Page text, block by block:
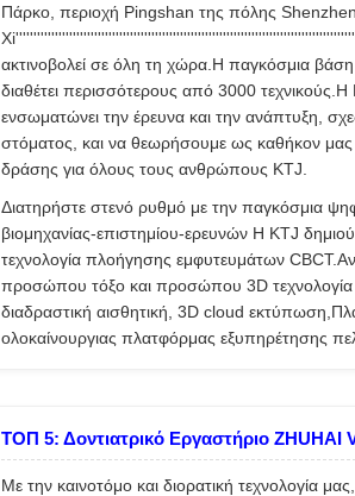
Πάρκο, περιοχή Pingshan της πόλης
ακτινοβολεί σε όλη τη χώρα.Η παγκόσμια
διαθέτει περισσότερους από 3000
ενσωματώνει την έρευνα και την ανάπτυξη,
στόματος, και να θεωρήσουμε ως καθήκον
δράσης για όλους τους ανθρώπους KTJ.
Διατηρήστε στενό ρυθμό με την παγκόσμια
βιομηχανίας-επιστημίου-ερευνών Η KTJ
τεχνολογία πλοήγησης εμφυτευμάτων
προσώπου τόξο και προσώπου 3D
διαδραστική αισθητική, 3D cloud
ολοκαίνουργιας πλατφόρμας εξυπηρέτησης
ΤΟΠ 5: Δοντιατρικό Εργαστήριο ZHUHAI
Με την καινοτόμο και διορατική τεχνολογία